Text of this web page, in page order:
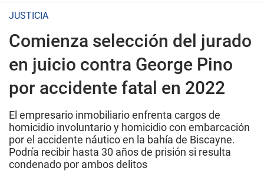
JUSTICIA
Comienza selección del jurado
en juicio contra George Pino
por accidente fatal en 2022
El empresario inmobiliario enfrenta cargos de
homicidio involuntario y homicidio con embarcación
por el accidente náutico en la bahía de Biscayne.
Podría recibir hasta 30 años de prisión si resulta
condenado por ambos delitos